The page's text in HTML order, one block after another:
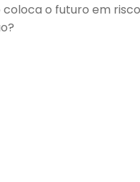
coloca o futuro em